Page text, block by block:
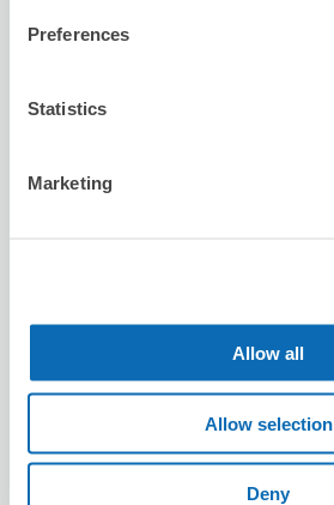
Preferences
Statistics
Marketing
Allow all
Allow selection
Deny
8/9日 8/10
本日營業時間: 00:00〜00:00